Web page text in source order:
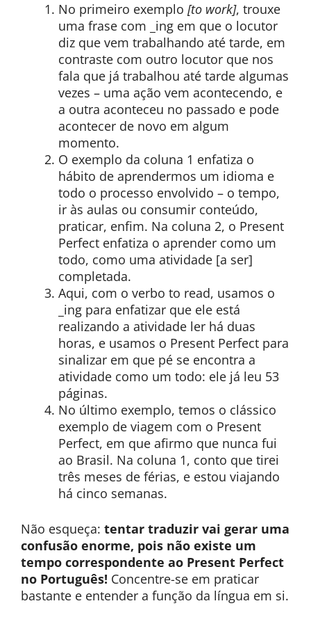
No primeiro exemplo [to work], trouxe
uma frase com _ing em que o locutor
diz que vem trabalhando até tarde, em
contraste com outro locutor que nos
fala que já trabalhou até tarde algumas
vezes – uma ação vem acontecendo, e
a outra aconteceu no passado e pode
acontecer de novo em algum
momento.
O exemplo da coluna 1 enfatiza o
hábito de aprendermos um idioma e
todo o processo envolvido – o tempo,
ir às aulas ou consumir conteúdo,
praticar, enfim. Na coluna 2, o Present
Perfect enfatiza o aprender como um
todo, como uma atividade [a ser]
completada.
Aqui, com o verbo to read, usamos o
_ing para enfatizar que ele está
realizando a atividade ler há duas
horas, e usamos o Present Perfect para
sinalizar em que pé se encontra a
atividade como um todo: ele já leu 53
páginas.
No último exemplo, temos o clássico
exemplo de viagem com o Present
Perfect, em que afirmo que nunca fui
ao Brasil. Na coluna 1, conto que tirei
três meses de férias, e estou viajando
há cinco semanas.
Não esqueça: tentar traduzir vai gerar uma
confusão enorme, pois não existe um
tempo correspondente ao Present Perfect
no Português! Concentre-se em praticar
bastante e entender a função da língua em si.